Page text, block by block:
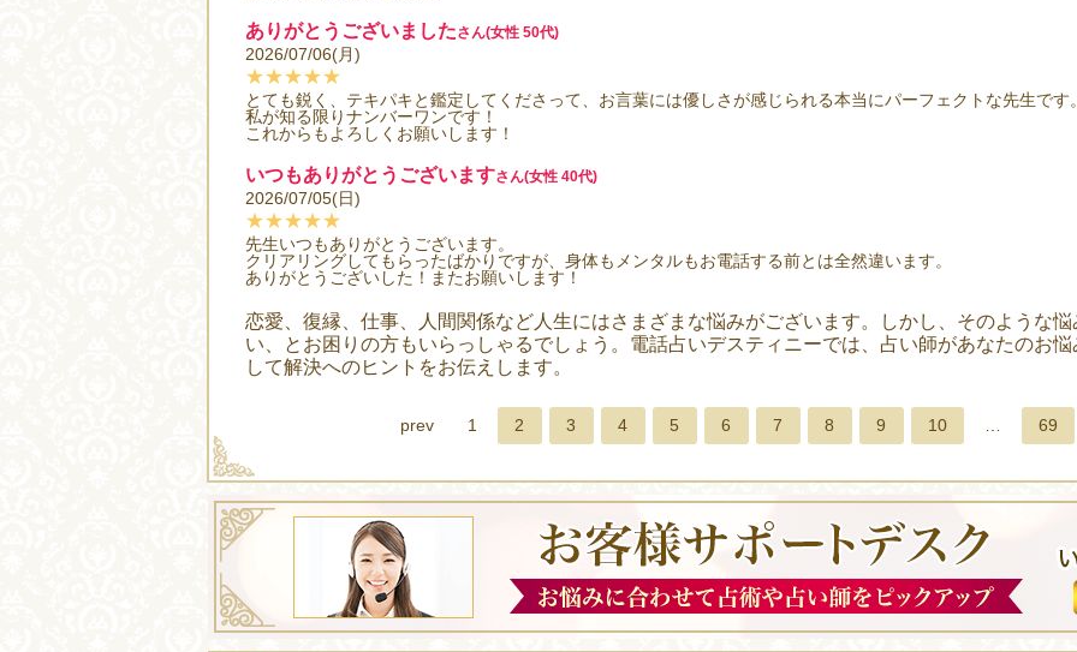
ありがとうございましたさん(女性 50代)
2026/07/06(月)
★★★★★
とても鋭く、テキパキと鑑定してくださって、お言葉には優しさが感じられる本当にパーフェクトな先生です
私が知る限りナンバーワンです！
これからもよろしくお願いします！
いつもありがとうございますさん(女性 40代)
2026/07/05(日)
★★★★★
先生いつもありがとうございます。
クリアリングしてもらったばかりですが、身体もメンタルもお電話する前とは全然違います。
ありがとうございした！またお願いします！
恋愛、復縁、仕事、人間関係など人生にはさまざまな悩みがございます。しかし、そのような
い、とお困りの方もいらっしゃるでしょう。電話占いデスティニーでは、占い師があなたのお
して解決へのヒントをお伝えします。
prev 1 2 3 4 5 6 7 8 9 10 … 69